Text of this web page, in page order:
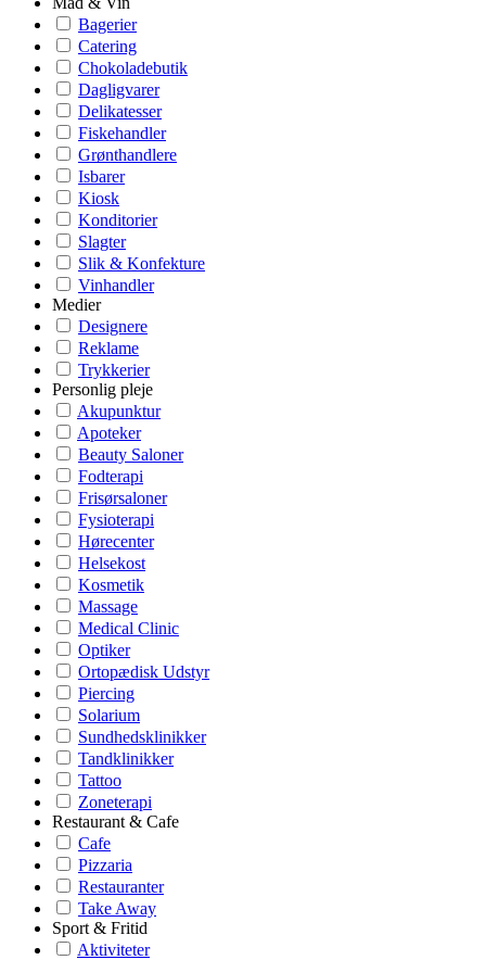
Bagerier
Catering
Chokoladebutik
Dagligvarer
Delikatesser
Fiskehandler
Grønthandlere
Isbarer
Kiosk
Konditorier
Slagter
Slik & Konfekture
Vinhandler
Medier
Designere
Reklame
Trykkerier
Personlig pleje
Akupunktur
Apoteker
Beauty Saloner
Fodterapi
Frisørsaloner
Fysioterapi
Hørecenter
Helsekost
Kosmetik
Massage
Medical Clinic
Optiker
Ortopædisk Udstyr
Piercing
Solarium
Sundhedsklinikker
Tandklinikker
Tattoo
Zoneterapi
Restaurant & Cafe
Cafe
Pizzaria
Restauranter
Take Away
Sport & Fritid
Aktiviteter